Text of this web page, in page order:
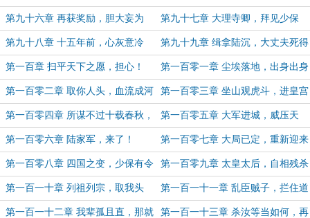
【二合一】
第九十六章 再获奖励，胆大妄为 第九十七章 大理寺卿，拜见少保
第九十八章 十五年前，心灰意冷 第九十九章 缉拿陆沉，大丈夫死得
其所！
第一百章 扫平天下之愿，担心！ 第一百零一章 尘埃落地，出身出身
寒微不是耻辱
第一百零二章 取你人头，血流成河 第一百零三章 坐山观虎斗，进皇宫
第一百零四章 所谋不过十载春秋，
开始收官
第一百零五章 大军进城，威压天
下！
第一百零六章 陆家军，来了！ 第一百零七章 大局已定，重新迎来
它真正的统帅！
第一百零八章 四国之变，少保有令
京都！
第一百零九章 太皇太后，自相残杀
第一百一十章 列祖列宗，取我头
颅！
第一百一十一章 乱臣贼子，拦住道
路
第一百一十二章 我辈孤且直，那就 第一百一十三章 杀汝等当如何，再